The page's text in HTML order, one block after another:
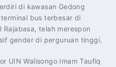
di kawasan Gedong
bus terbesar di
Rajabasa, telah merespon
gender di perguruan tinggi.
UIN Walisongo Imam Taufiq